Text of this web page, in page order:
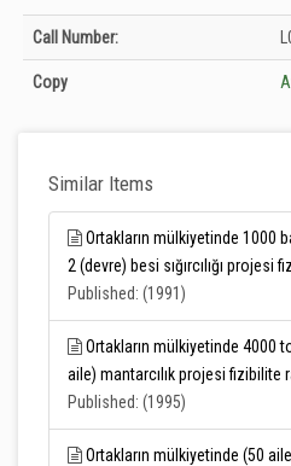
Holdings details from T.C. Tarım ve
Unknown
Call Number:
Copy
Similar Items
Ortakların mülkiyetinde 1000
2 (devre) besi sığırcılığı projesi
Published: (1991)
Ortakların mülkiyetinde 4000
aile) mantarcılık projesi fizibilite
Published: (1995)
Ortakların mülkiyetinde (50